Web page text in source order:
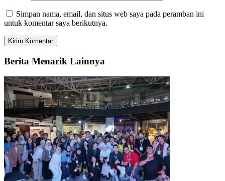
Simpan nama, email, dan situs web saya pada peramban ini
untuk komentar saya berikutnya.
Berita Menarik Lainnya